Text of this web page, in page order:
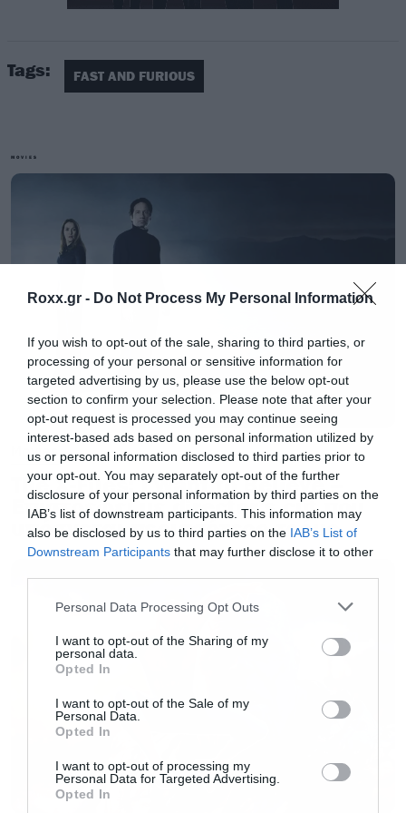
Roxx.gr - Do Not Process My Personal Information
If you wish to opt-out of the sale, sharing to third parties, or
processing of your personal or sensitive information for
targeted advertising by us, please use the below opt-out
section to confirm your selection. Please note that after your
opt-out request is processed you may continue seeing
interest-based ads based on personal information utilized by
us or personal information disclosed to third parties prior to
your opt-out. You may separately opt-out of the further
disclosure of your personal information by third parties on the
IAB’s list of downstream participants. This information may
also be disclosed by us to third parties on the IAB’s List of
Downstream Participants that may further disclose it to other
Please note that this website/app uses one or more Google
not limited to your visit or usage behaviour. You may click to
grant or deny consent to Google and its third-party tags to
use your data for below specified purposes in below Google
consent section.
Personal Data Processing Opt Outs
I want to opt-out of the Sharing of my
personal data.
Opted In
I want to opt-out of the Sale of my
Personal Data.
Opted In
I want to opt-out of processing my
Personal Data for Targeted Advertising.
Opted In
Το νούμερο είναι καλύτερο από αυτό που είχε
κάνει στην πρεμιέρα του το spin off,
Shaw, πίσω στο 2019, ενώ τοThe Fate of the
Furiousείχε ανοίξει το 2017 με 98 εκατομμύρια
ότι κοινό γυρίζει στις αίθουσες και πλέον
περιμένουμε και την πρεμιέρα του Black Widow
σε λίγες ημέρες.
Tags: FAST AND FURIOUS
MOVIES
Movies
The X-Files: I Want to Believe –
Επιστρέφει με director’s cut που
υπόσχεται περισσότερο τρόμο